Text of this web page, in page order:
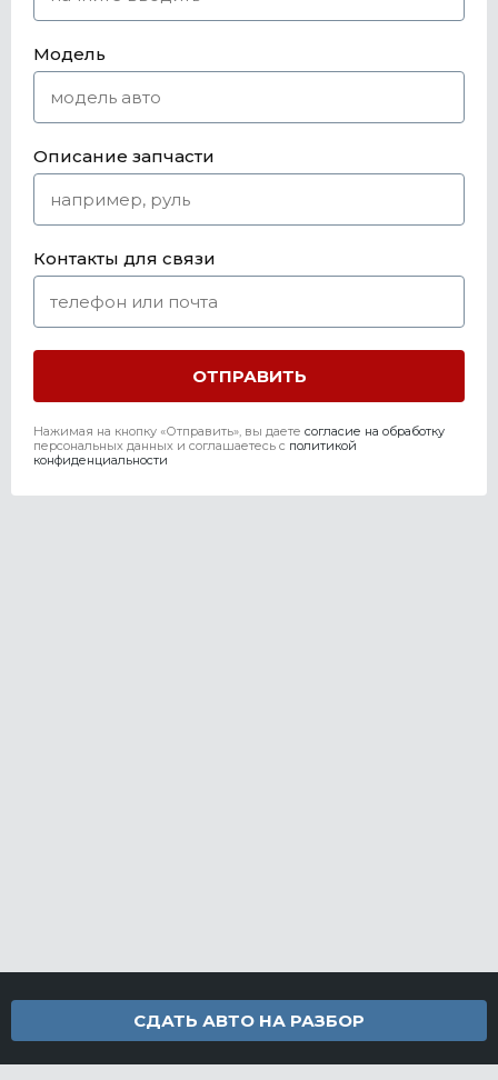
Модель
Описание запчасти
Контакты для связи
Нажимая на кнопку «Отправить», вы даете согласие на обработку
персональных данных и соглашаетесь c политикой
конфиденциальности
СДАТЬ АВТО НА РАЗБОР